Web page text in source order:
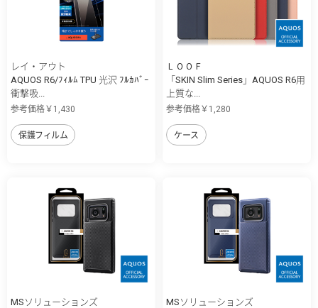
レイ・アウト
AQUOS R6/ﾌｨﾙﾑ TPU 光沢 ﾌﾙｶﾊﾞｰ
衝撃吸...
参考価格￥1,430
保護フィルム
ＬＯＯＦ
「SKIN Slim Series」AQUOS R6用
上質な...
参考価格￥1,280
ケース
MSソリューションズ
MSソリューションズ